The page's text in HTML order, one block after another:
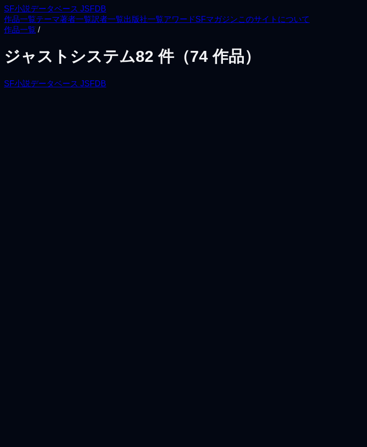
SF小説データベース JSFDB
作品一覧テーマ著者一覧訳者一覧出版社一覧アワードSFマガジンこのサイトについて
作品一覧 /
ジャストシステム82 件（74 作品）
SF小説データベース JSFDB